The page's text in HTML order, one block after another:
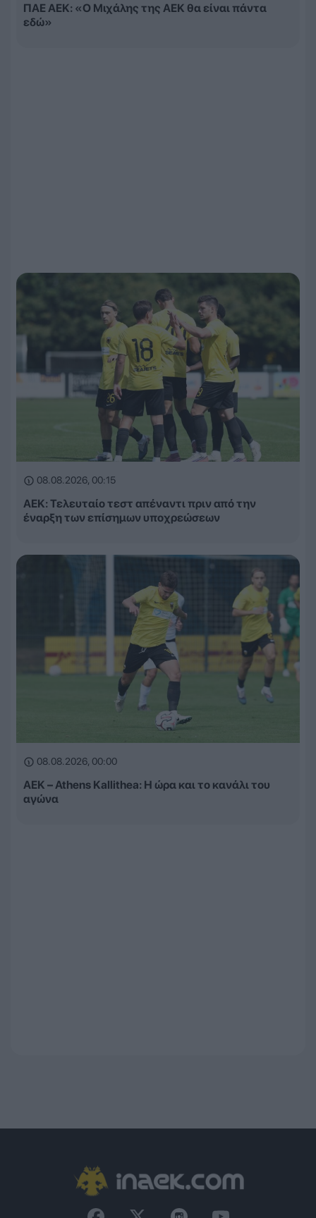
ΠΑΕ ΑΕΚ: «Ο Μιχάλης της ΑΕΚ θα είναι πάντα
εδώ»
08.08.2026, 00:15
ΑΕΚ: Τελευταίο τεστ απέναντι πριν από την
έναρξη των επίσημων υποχρεώσεων
08.08.2026, 00:00
ΑΕΚ – Athens Kallithea: Η ώρα και το κανάλι του
αγώνα